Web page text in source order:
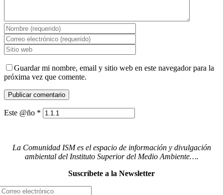
Guardar mi nombre, email y sitio web en este navegador para la
próxima vez que comente.
Este @ño *
La Comunidad ISM es el espacio de información y divulgación
ambiental del Instituto Superior del Medio Ambiente….
Suscríbete a la Newsletter